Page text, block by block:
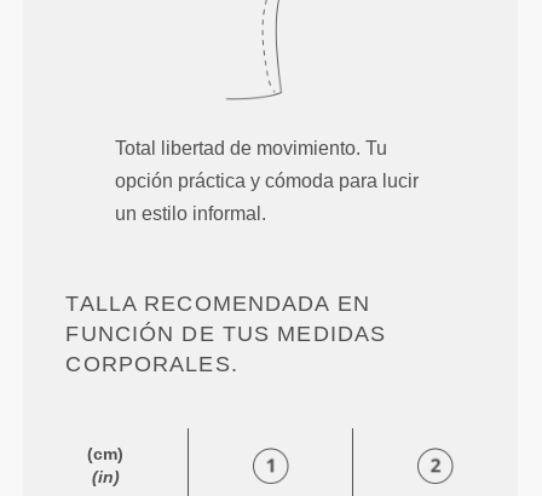
Total libertad de movimiento. Tu
opción práctica y cómoda para lucir
un estilo informal.
TALLA RECOMENDADA EN
FUNCIÓN DE TUS MEDIDAS
CORPORALES.
(cm)
(in)